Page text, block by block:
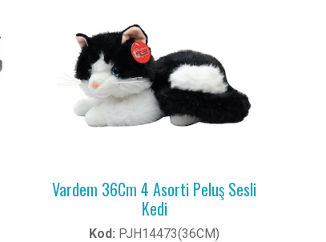
Vardem 36Cm 4 Asorti Peluş Sesli
Kedi
Kod: PJH14473(36CM)